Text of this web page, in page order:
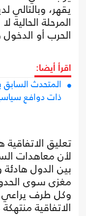
يقهر،
المرحلة
الحرب أو
اقرأ أيضا:
المتحدث السابق
ذات دوافع
تعليق
لأن معاهدات
بين الدول
مغزى سوى
وكل طرف يراعي
الاتفاقية